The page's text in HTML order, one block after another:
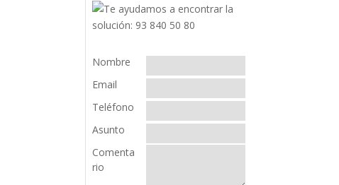
Nombre
Email
Teléfono
Asunto
Comenta
rio